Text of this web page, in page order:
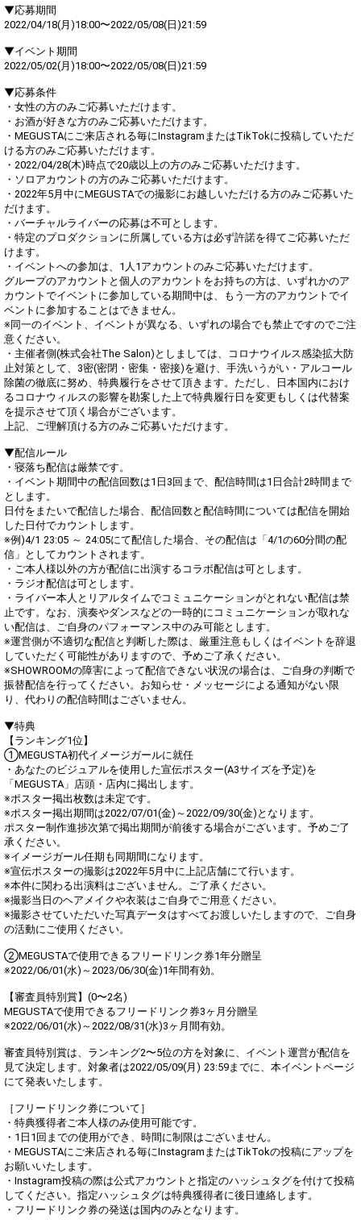
▼応募期間
2022/04/18(月)18:00〜2022/05/08(日)21:59
▼イベント期間
2022/05/02(月)18:00〜2022/05/08(日)21:59
▼応募条件
・女性の方のみご応募いただけます。
・お酒が好きな方のみご応募いただけます。
・MEGUSTAにご来店される毎にInstagramまたはTikTokに投稿していただ
ける方のみご応募いただけます。
・2022/04/28(木)時点で20歳以上の方のみご応募いただけます。
・ソロアカウントの方のみご応募いただけます。
・2022年5月中にMEGUSTAでの撮影にお越しいただける方のみご応募いた
だけます。
・バーチャルライバーの応募は不可とします。
・特定のプロダクションに所属している方は必ず許諾を得てご応募いただ
けます。
・イベントへの参加は、1人1アカウントのみご応募いただけます。
グループのアカウントと個人のアカウントをお持ちの方は、いずれかのア
カウントでイベントに参加している期間中は、もう一方のアカウントでイ
ベントに参加することはできません。
※同一のイベント、イベントが異なる、いずれの場合でも禁止ですのでご注
意ください。
・主催者側(株式会社The Salon)としましては、コロナウイルス感染拡大防
止対策として、3密(密閉・密集・密接)を避け、手洗いうがい・アルコール
除菌の徹底に努め、特典履行をさせて頂きます。ただし、日本国内におけ
るコロナウィルスの影響を勘案した上で特典履行日を変更もしくは代替案
を提示させて頂く場合がございます。
上記、ご理解頂ける方のみご応募いただけます。
▼配信ルール
・寝落ち配信は厳禁です。
・イベント期間中の配信回数は1日3回まで、配信時間は1日合計2時間まで
とします。
日付をまたいで配信した場合、配信回数と配信時間については配信を開始
した日付でカウントします。
※例)4/1 23:05 ～ 24:05にて配信した場合、その配信は「4/1の60分間の配
信」としてカウントされます。
・ご本人様以外の方が配信に出演するコラボ配信は可とします。
・ラジオ配信は可とします。
・ライバー本人とリアルタイムでコミュニケーションがとれない配信は禁
止です。なお、演奏やダンスなどの一時的にコミュニケーションが取れな
い配信は、ご自身のパフォーマンス中のみ可能とします。
※運営側が不適切な配信と判断した際は、厳重注意もしくはイベントを辞退
していただく可能性がありますので、予めご了承ください。
※SHOWROOMの障害によって配信できない状況の場合は、ご自身の判断で
振替配信を行ってください。お知らせ・メッセージによる通知がない限
り、代わりの配信時間はございません。
▼特典
【ランキング1位】
①MEGUSTA初代イメージガールに就任
・あなたのビジュアルを使⽤した宣伝ポスター(A3サイズを予定)を
「MEGUSTA」店頭・店内に掲出します。
※ポスター掲出枚数は未定です。
※ポスター掲出期間は2022/07/01(金)～2022/09/30(金)となります。
ポスター制作進捗次第で掲出期間が前後する場合がございます。予めご了
承ください。
※イメージガール任期も同期間になります。
※宣伝ポスターの撮影は2022年5⽉中に上記店舗にて⾏います。
※本件に関わる出演料はございません。ご了承ください。
※撮影当⽇のヘアメイクや⾐装はご⾃⾝でご⽤意ください。
※撮影させていただいた写真データはすべてお渡しいたしますので、ご⾃⾝
の活動にご使⽤ください。
②MEGUSTAで使用できるフリードリンク券1年分贈呈
※2022/06/01(水)～2023/06/30(金)1年間有効。
【審査員特別賞】(0〜2名)
MEGUSTAで使用できるフリードリンク券3ヶ月分贈呈
※2022/06/01(水)～2022/08/31(水)3ヶ月間有効。
審査員特別賞は、ランキング2〜5位の方を対象に、イベント運営が配信を
見て決定します。対象者は2022/05/09(月) 23:59までに、本イベントページ
にて発表いたします。
［フリードリンク券について］
・特典獲得者ご本人様のみ使用可能です。
・1日1回までの使用ができ、時間に制限はございません。
・MEGUSTAにご来店される毎にInstagramまたはTikTokの投稿にアップを
お願いいたします。
・Instagram投稿の際は公式アカウントと指定のハッシュタグを付けて投稿
してください。指定ハッシュタグは特典獲得者に後日連絡します。
・フリードリンク券の発送は国内のみとなります。